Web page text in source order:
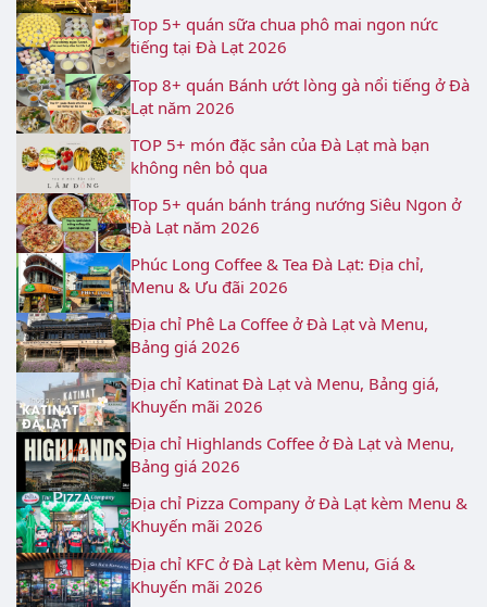
Top 5+ quán sữa chua phô mai ngon nức
tiếng tại Đà Lạt 2026
Top 8+ quán Bánh ướt lòng gà nổi tiếng ở Đà
Lạt năm 2026
TOP 5+ món đặc sản của Đà Lạt mà bạn
không nên bỏ qua
Top 5+ quán bánh tráng nướng Siêu Ngon ở
Đà Lạt năm 2026
Phúc Long Coffee & Tea Đà Lạt: Địa chỉ,
Menu & Ưu đãi 2026
Địa chỉ Phê La Coffee ở Đà Lạt và Menu,
Bảng giá 2026
Địa chỉ Katinat Đà Lạt và Menu, Bảng giá,
Khuyến mãi 2026
Địa chỉ Highlands Coffee ở Đà Lạt và Menu,
Bảng giá 2026
Địa chỉ Pizza Company ở Đà Lạt kèm Menu &
Khuyến mãi 2026
Địa chỉ KFC ở Đà Lạt kèm Menu, Giá &
Khuyến mãi 2026